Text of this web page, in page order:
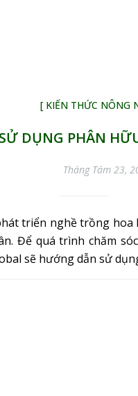
[ KIẾN THỨC NÔNG
DỤNG PHÂN
Tháng Tám 23,
triển nghề trồng
Để quá trình chăm
sẽ hướng dẫn sử